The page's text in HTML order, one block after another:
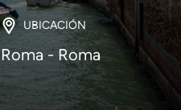
UBICACIÓN
Roma - Roma